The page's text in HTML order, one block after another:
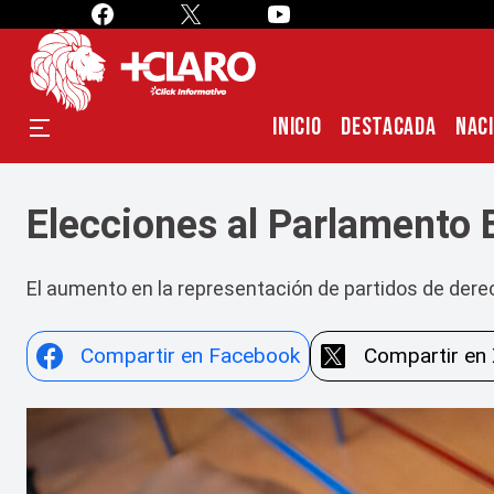
INICIO DESTACADA
Elecciones al Parlamento
El aumento en la representación de partidos de
Compartir en Facebook Compartir en